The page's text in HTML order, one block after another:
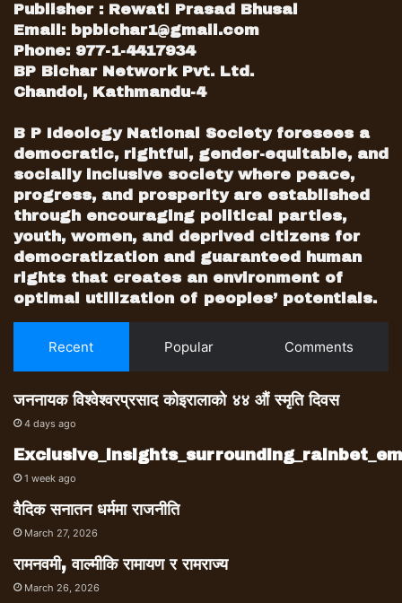
Publisher : Rewati Prasad Bhusal
Email: bpbichar1@gmail.com
Phone: 977-1-4417934
BP Bichar Network Pvt. Ltd.
Chandol, Kathmandu-4
B P Ideology National Society foresees a
democratic, rightful, gender-equitable, and
socially inclusive society where peace,
progress, and prosperity are established
through encouraging political parties,
youth, women, and deprived citizens for
democratization and guaranteed human
rights that creates an environment of
optimal utilization of peoples’ potentials.
Recent Popular Comments
जननायक विश्वेश्वरप्रसाद कोइरालाको ४४ औं स्मृति दिवस
4 days ago
1 week ago
वैदिक सनातन धर्ममा राजनीति
March 27, 2026
रामनवमी, वाल्मीकि रामायण र रामराज्य
March 26, 2026